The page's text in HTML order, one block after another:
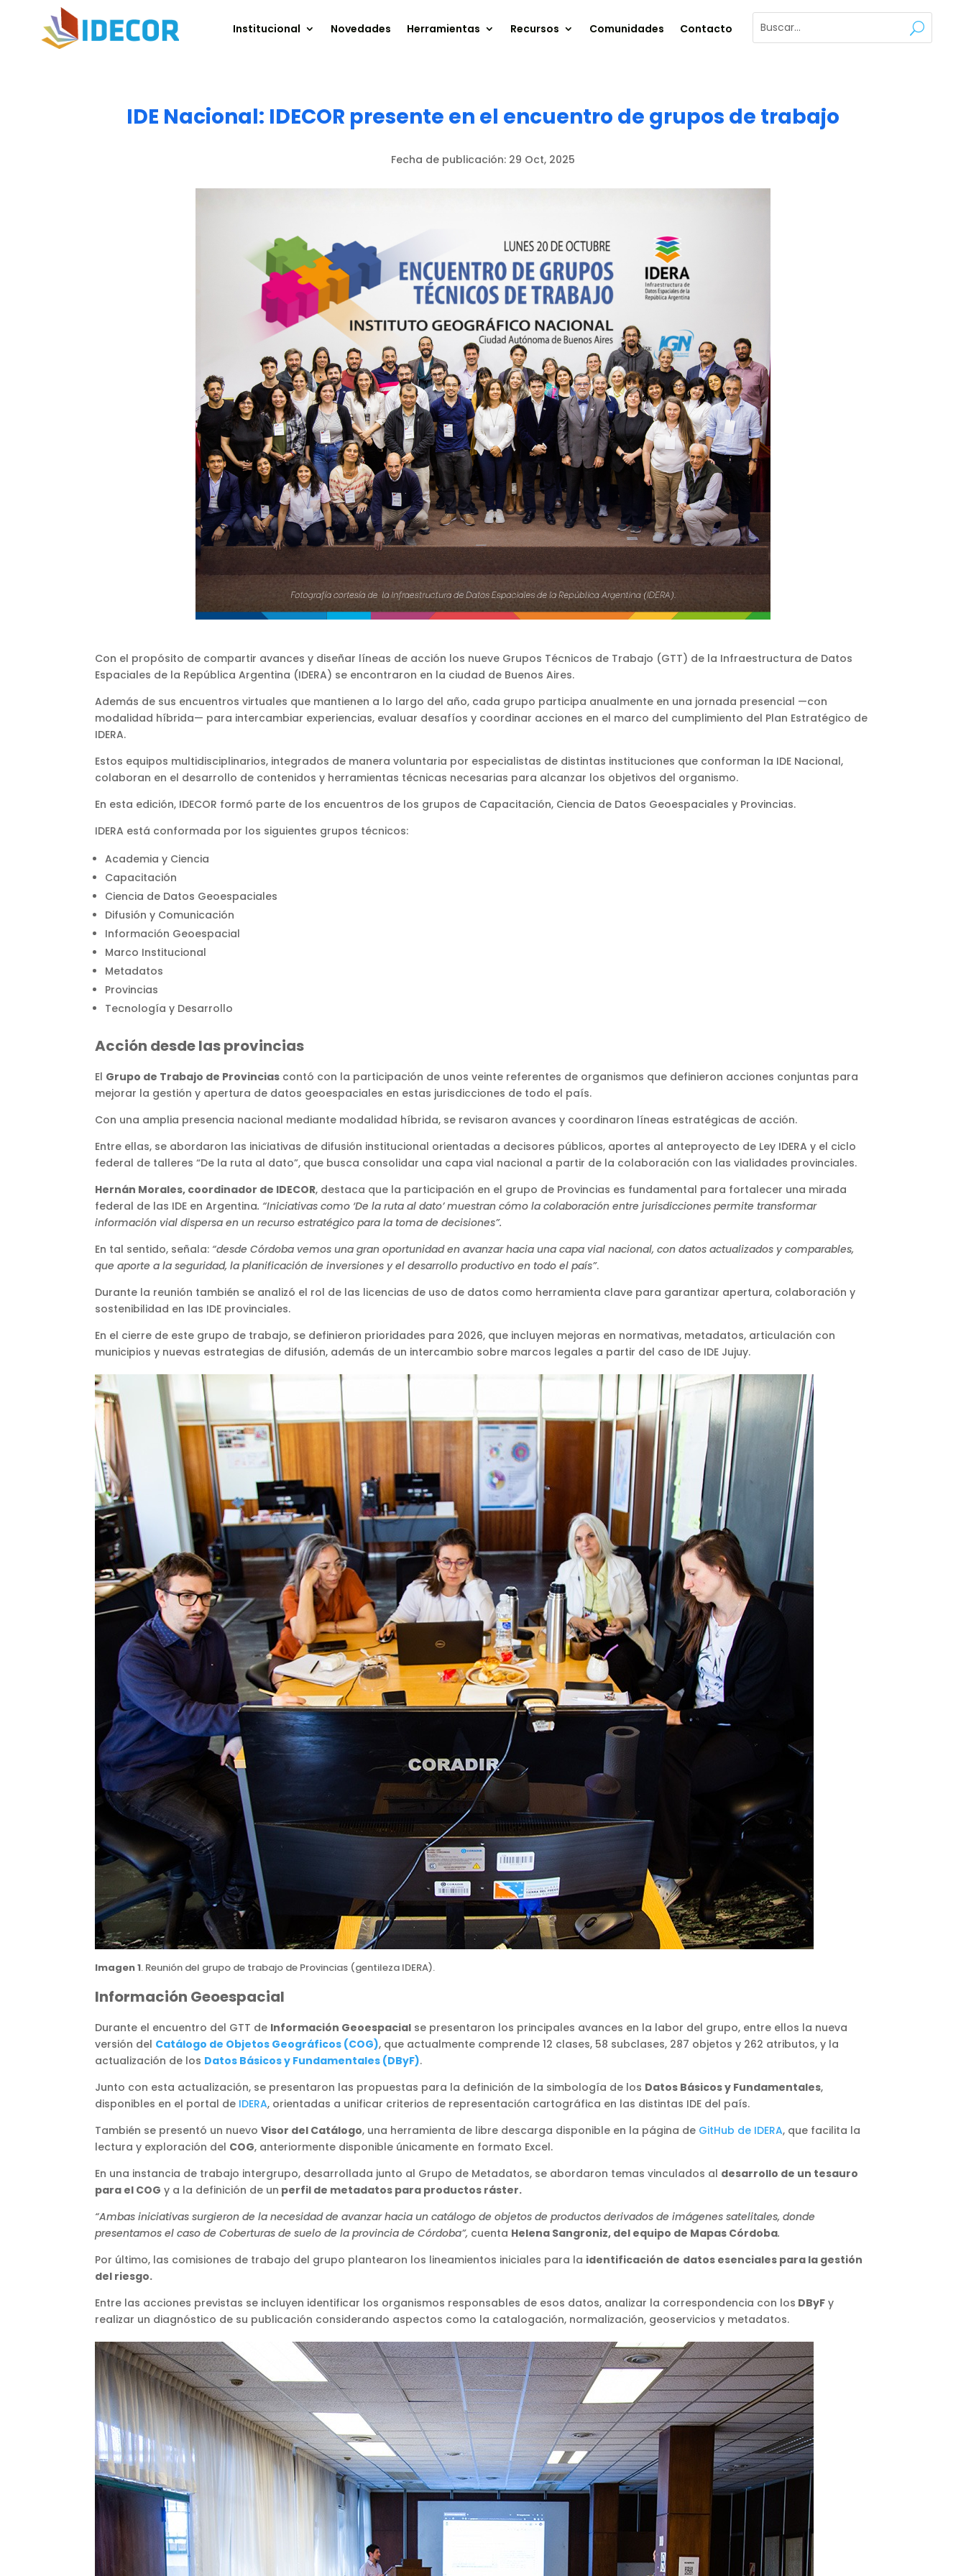
Institucional Novedades Herramientas Recursos Comunidades Contacto
IDE Nacional: IDECOR presente en el encuentro de grupos de trabajo
Fecha de publicación: 29 Oct, 2025
Con el propósito de compartir avances y diseñar líneas de acción los nueve Grupos Técnicos de Trabajo (GTT) de la Infraestructura de Datos
Espaciales de la República Argentina (IDERA) se encontraron en la ciudad de Buenos Aires.
Además de sus encuentros virtuales que mantienen a lo largo del año, cada grupo participa anualmente en una jornada presencial —con
modalidad híbrida— para intercambiar experiencias, evaluar desafíos y coordinar acciones en el marco del cumplimiento del Plan Estratégico de
IDERA.
Estos equipos multidisciplinarios, integrados de manera voluntaria por especialistas de distintas instituciones que conforman la IDE Nacional,
colaboran en el desarrollo de contenidos y herramientas técnicas necesarias para alcanzar los objetivos del organismo.
En esta edición, IDECOR formó parte de los encuentros de los grupos de Capacitación, Ciencia de Datos Geoespaciales y Provincias.
IDERA está conformada por los siguientes grupos técnicos:
Academia y Ciencia
Capacitación
Ciencia de Datos Geoespaciales
Difusión y Comunicación
Información Geoespacial
Marco Institucional
Metadatos
Provincias
Tecnología y Desarrollo
Acción desde las provincias
El Grupo de Trabajo de Provincias contó con la participación de unos veinte referentes de organismos que definieron acciones conjuntas para
mejorar la gestión y apertura de datos geoespaciales en estas jurisdicciones de todo el país.
Con una amplia presencia nacional mediante modalidad híbrida, se revisaron avances y coordinaron líneas estratégicas de acción.
Entre ellas, se abordaron las iniciativas de difusión institucional orientadas a decisores públicos, aportes al anteproyecto de Ley IDERA y el ciclo
federal de talleres “De la ruta al dato”, que busca consolidar una capa vial nacional a partir de la colaboración con las vialidades provinciales.
Hernán Morales, coordinador de IDECOR, destaca que la participación en el grupo de Provincias es fundamental para fortalecer una mirada
federal de las IDE en Argentina. “Iniciativas como ‘De la ruta al dato’ muestran cómo la colaboración entre jurisdicciones permite transformar
información vial dispersa en un recurso estratégico para la toma de decisiones”.
En tal sentido, señala: “desde Córdoba vemos una gran oportunidad en avanzar hacia una capa vial nacional, con datos actualizados y comparables,
que aporte a la seguridad, la planificación de inversiones y el desarrollo productivo en todo el país”.
Durante la reunión también se analizó el rol de las licencias de uso de datos como herramienta clave para garantizar apertura, colaboración y
sostenibilidad en las IDE provinciales.
En el cierre de este grupo de trabajo, se definieron prioridades para 2026, que incluyen mejoras en normativas, metadatos, articulación con
municipios y nuevas estrategias de difusión, además de un intercambio sobre marcos legales a partir del caso de IDE Jujuy.
Imagen 1. Reunión del grupo de trabajo de Provincias (gentileza IDERA).
Información Geoespacial
Durante el encuentro del GTT de Información Geoespacial se presentaron los principales avances en la labor del grupo, entre ellos la nueva
versión del Catálogo de Objetos Geográficos (COG), que actualmente comprende 12 clases, 58 subclases, 287 objetos y 262 atributos, y la
actualización de los Datos Básicos y Fundamentales (DByF).
Junto con esta actualización, se presentaron las propuestas para la definición de la simbología de los Datos Básicos y Fundamentales,
disponibles en el portal de IDERA, orientadas a unificar criterios de representación cartográfica en las distintas IDE del país.
También se presentó un nuevo Visor del Catálogo, una herramienta de libre descarga disponible en la página de GitHub de IDERA, que facilita la
lectura y exploración del COG, anteriormente disponible únicamente en formato Excel.
En una instancia de trabajo intergrupo, desarrollada junto al Grupo de Metadatos, se abordaron temas vinculados al desarrollo de un tesauro
para el COG y a la definición de un perfil de metadatos para productos ráster.
“Ambas iniciativas surgieron de la necesidad de avanzar hacia un catálogo de objetos de productos derivados de imágenes satelitales, donde
presentamos el caso de Coberturas de suelo de la provincia de Córdoba”, cuenta Helena Sangroniz, del equipo de Mapas Córdoba.
Por último, las comisiones de trabajo del grupo plantearon los lineamientos iniciales para la identificación de datos esenciales para la gestión
del riesgo.
Entre las acciones previstas se incluyen identificar los organismos responsables de esos datos, analizar la correspondencia con los DByF y
realizar un diagnóstico de su publicación considerando aspectos como la catalogación, normalización, geoservicios y metadatos.